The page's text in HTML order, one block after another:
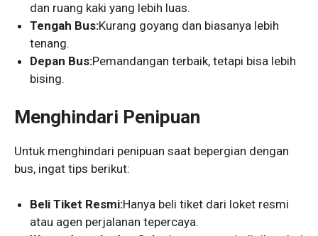
dan ruang kaki yang lebih luas.
Tengah Bus:Kurang goyang dan biasanya lebih
tenang.
Depan Bus:Pemandangan terbaik, tetapi bisa lebih
bising.
Menghindari Penipuan
Untuk menghindari penipuan saat bepergian dengan
bus, ingat tips berikut:
Beli Tiket Resmi:Hanya beli tiket dari loket resmi
atau agen perjalanan tepercaya.